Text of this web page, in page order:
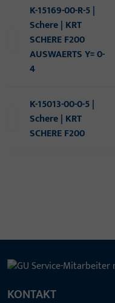
K-15169-00-R-5 |
Schere | KRT
SCHERE F200
AUSWAERTS Y= 0-
4
K-15013-00-0-5 |
Schere | KRT
SCHERE F200
KONTAKT